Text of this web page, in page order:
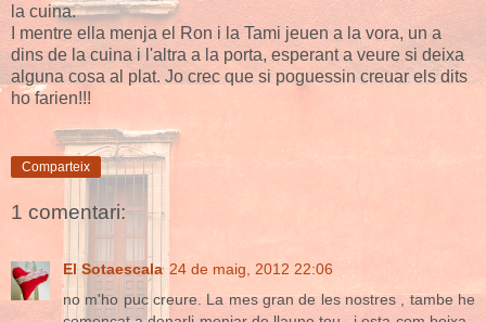
la cuina.
I mentre ella menja el Ron i la Tami jeuen a la vora, un a
dins de la cuina i l'altra a la porta, esperant a veure si deixa
alguna cosa al plat. Jo crec que si poguessin creuar els dits
ho farien!!!
Comparteix
1 comentari:
El Sotaescala 24 de maig, 2012 22:06
no m'ho puc creure. La mes gran de les nostres , tambe he